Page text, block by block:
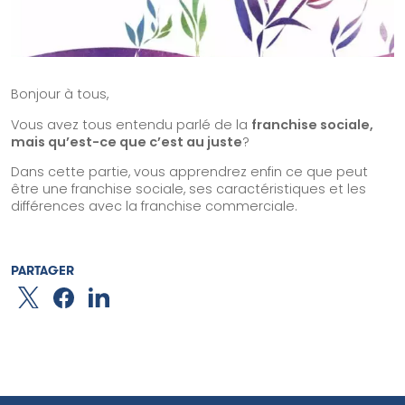
Bonjour à tous,
Vous avez tous entendu parlé de la franchise sociale,
mais qu’est-ce que c’est au juste?
Dans cette partie, vous apprendrez enfin ce que peut
être une franchise sociale, ses caractéristiques et les
différences avec la franchise commerciale.
PARTAGER
Organisation à impact
Structure de l’accompagnement
Acteur institutionnel
Financeur
Notre offre
Ils nous font confiance
Blog & Ressources